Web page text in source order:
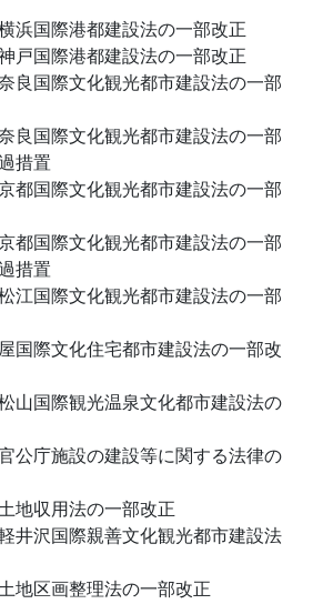
国際港都建設法の一部改正
国際港都建設法の一部改正
国際文化観光都市建設法の一部
国際文化観光都市建設法の一部
措置
国際文化観光都市建設法の一部
国際文化観光都市建設法の一部
措置
国際文化観光都市建設法の一部
際文化住宅都市建設法の一部改
国際観光温泉文化都市建設法の
庁施設の建設等に関する法律の
地収用法の一部改正
沢国際親善文化観光都市建設法
地区画整理法の一部改正